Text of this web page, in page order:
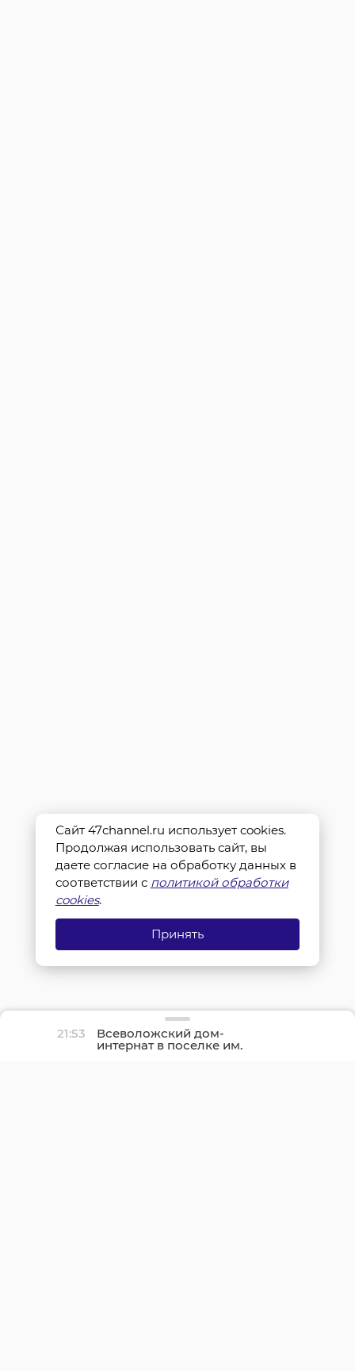
21:53 Всеволожский дом-
интернат в поселке им.
Свердлова полностью
Сайт 47channel.ru использует cookies.
Продолжая использовать сайт, вы
даете согласие на обработку данных в
соответствии с политикой обработки
cookies.
Принять